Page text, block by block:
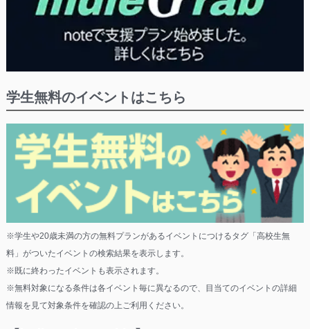
学生無料のイベントはこちら
※学生や20歳未満の方の無料プランがあるイベントにつけるタグ「高校生無
料」がついたイベントの検索結果を表示します。
※既に終わったイベントも表示されます。
※無料対象になる条件は各イベント毎に異なるので、目当てのイベントの詳細
情報を見て対象条件を確認の上ご利用ください。